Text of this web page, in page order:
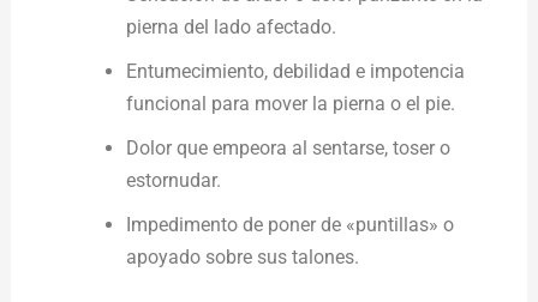
pierna del lado afectado.
Entumecimiento, debilidad e impotencia
funcional para mover la pierna o el pie.
Dolor que empeora al sentarse, toser o
estornudar.
Impedimento de poner de «puntillas» o
apoyado sobre sus talones.